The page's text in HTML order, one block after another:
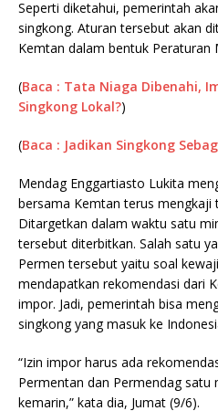
Seperti diketahui, pemerintah
singkong. Aturan tersebut akan
Kemtan dalam bentuk Peraturan
(Baca : Tata Niaga Dibenahi,
Singkong Lokal?)
(Baca : Jadikan Singkong
Mendag Enggartiasto Lukita
bersama Kemtan terus mengkaji
Ditargetkan dalam waktu satu
tersebut diterbitkan. Salah satu
Permen tersebut yaitu soal
mendapatkan rekomendasi dari
impor. Jadi, pemerintah bisa
singkong yang masuk ke
“Izin impor harus ada
Permentan dan Permendag satu
kemarin,” kata dia, Jumat (9/6).